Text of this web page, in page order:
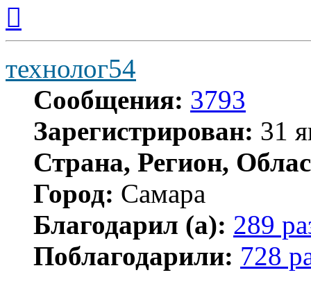
началу
технолог54
Сообщения: 3793
Зарегистрирован: 31
Страна, Регион,
Город: Самара
Благодарил (а): 289
Поблагодарили: 728